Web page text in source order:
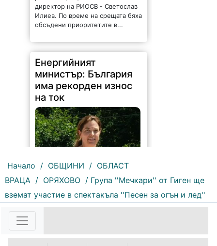
директор на РИОСВ - Светослав
Илиев. По време на срещата бяха
обсъдени приоритетите в...
Енергийният
министър: България
има рекорден износ
на ток
171 | 2026-08-07 11:47:09
България изнася рекордни
работи без затруднения въпреки
Начало / ОБЩИНИ / ОБЛАСТ
ВРАЦА / ОРЯХОВО / Група ''Мечкари'' от Гиген ще
вземат участие в спектакъла ''Песен за огън и лед''